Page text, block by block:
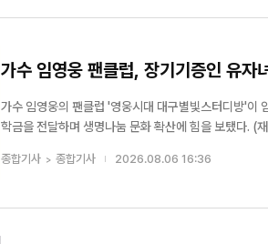
가수 임영웅 팬클럽, 장기기증인 유자
가수 임영웅의 팬클럽 '영웅시대 대구별빛스터디방'이
학금을 전달하며 생명나눔 문화 확산에 힘을 보탰다. (재)사랑의장기기증운동본부(이사장 유재수)는 지난 5일 영웅시대 대
은 오는 임영웅의 데뷔 10주년을 맞아 팬클럽 ...
종합기사 종합기사 2026.08.06 16:36